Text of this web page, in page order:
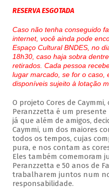
RESERVA ESGOTADA
Caso não tenha conseguido
internet, você ainda pode
Espaço Cultural BNDES, no
18h30, caso haja sobra
retirados. Cada pessoa
lugar marcado, se for o caso,
disponíveis sujeito à lotação
O projeto Cores de
Peranzzetta é um
já que além de amigos,
Caymmi, um dos maiores
todos os tempos, cujas
pura, e nos contam as
Eles também comemoram
Peranzzetta e 50 anos de
trabalharem juntos num
responsabilidade.